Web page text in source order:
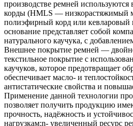
производстве ремней используются
корды (HMLS — низкорастяжимый
полиэфирный корд или кевларовый
основание представляет собой
натурального каучука, с
Внешнее покрытие ремней —
текстильное покрытие с
каучуков, которое предотвращает
обеспечивает масло- и
антистатические свойства и
Применение данной технологии
позволяет получить продукцию
прочность, надёжность и
нагрузкам;n- увеличенный ресурс